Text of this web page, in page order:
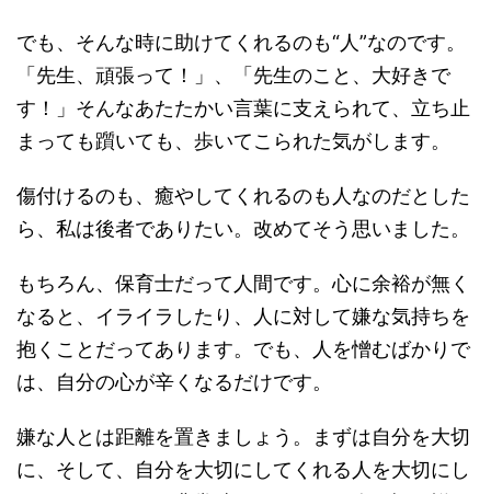
でも、そんな時に助けてくれるのも“人”なのです。
「先生、頑張って！」、「先生のこと、大好きで
す！」そんなあたたかい言葉に支えられて、立ち止
まっても躓いても、歩いてこられた気がします。
傷付けるのも、癒やしてくれるのも人なのだとした
ら、私は後者でありたい。改めてそう思いました。
もちろん、保育士だって人間です。心に余裕が無く
なると、イライラしたり、人に対して嫌な気持ちを
抱くことだってあります。でも、人を憎むばかりで
は、自分の心が辛くなるだけです。
嫌な人とは距離を置きましょう。まずは自分を大切
に、そして、自分を大切にしてくれる人を大切にし